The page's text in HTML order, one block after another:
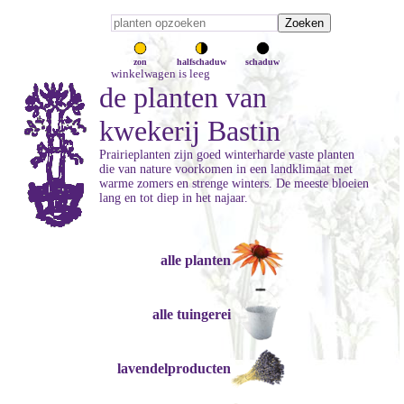
zon halfschaduw schaduw
winkelwagen is leeg
de planten van
kwekerij Bastin
Prairieplanten zijn goed winterharde vaste planten
die van nature voorkomen in een landklimaat met
warme zomers en strenge winters. De meeste bloeien
lang en tot diep in het najaar.
alle planten
alle tuingerei
lavendelproducten